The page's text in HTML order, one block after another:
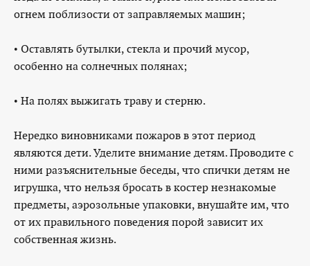
огнем поблизости от заправляемых машин;
• Оставлять бутылки, стекла и прочий мусор,
особенно на солнечных полянах;
• На полях выжигать траву и стерню.
Нередко виновниками пожаров в этот период
являются дети. Уделите внимание детям. Проводите с
ними разъяснительные беседы, что спички детям не
игрушка, что нельзя бросать в костер незнакомые
предметы, аэрозольные упаковки, внушайте им, что
от их правильного поведения порой зависит их
собственная жизнь.